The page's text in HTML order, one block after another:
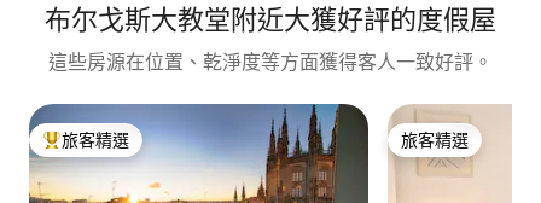
布尔戈斯大教堂附近大獲好評的度假屋
這些房源在位置、乾淨度等方面獲得客人一致好評。
旅客精選榜首
旅客精選 旅客精選
旅客精選